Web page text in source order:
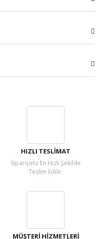
HIZLI TESLİMAT
Siparişiniz En Hızlı Şekilde
Teslim Edilir.
MÜŞTERİ HİZMETLERİ